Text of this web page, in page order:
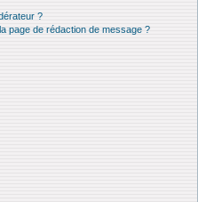
?
page de rédaction de message ?